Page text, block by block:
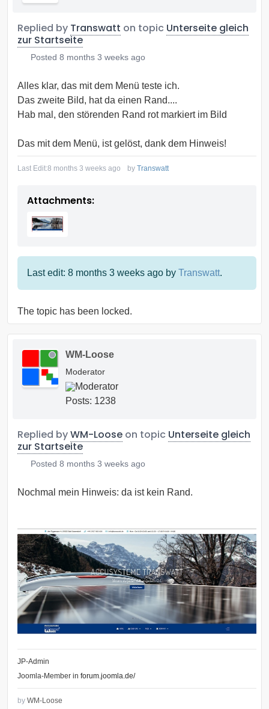
Replied by Transwatt on topic Unterseite gleich
zur Startseite
Posted 8 months 3 weeks ago
Alles klar, das mit dem Menü teste ich.
Das zweite Bild, hat da einen Rand....
Hab mal, den störenden Rand rot markiert im Bild
Das mit dem Menü, ist gelöst, dank dem Hinweis!
Last Edit:8 months 3 weeks ago by Transwatt
Attachments:
Last edit: 8 months 3 weeks ago by Transwatt.
The topic has been locked.
WM-Loose
Moderator
Posts: 1238
Replied byWM-Loose on topic Unterseite gleich
zur Startseite
Posted 8 months 3 weeks ago
Nochmal mein Hinweis: da ist kein Rand.
JP-Admin
Joomla-Member in forum.joomla.de/
by WM-Loose